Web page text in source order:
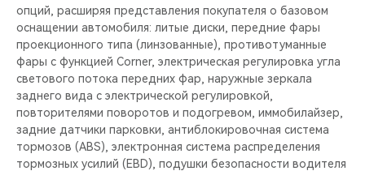
опций, расширяя представления покупателя о базовом
оснащении автомобиля: литые диски, передние фары
проекционного типа (линзованные), противотуманные
фары с функцией Corner, электрическая регулировка угла
светового потока передних фар, наружные зеркала
заднего вида с электрической регулировкой,
повторителями поворотов и подогревом, иммобилайзер,
задние датчики парковки, антиблокировочная система
тормозов (ABS), электронная система распределения
тормозных усилий (EBD), подушки безопасности водителя